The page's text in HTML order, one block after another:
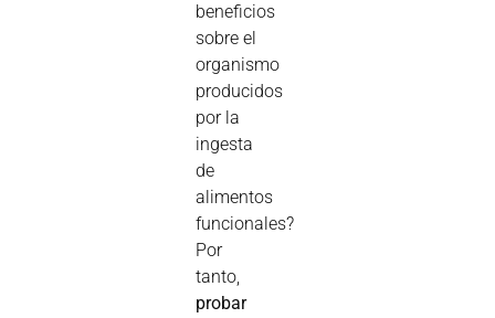
beneficios
sobre el
organismo
producidos
por la
ingesta
de
alimentos
funcionales?
Por
tanto,
probar